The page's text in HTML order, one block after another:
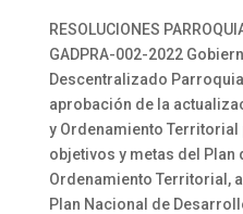
RESOLUCIONES
GADPRA-002-2022
Descentralizado
aprobación de la
y Ordenamiento
objetivos y metas del Plan
Ordenamiento Territorial,
Plan Nacional de